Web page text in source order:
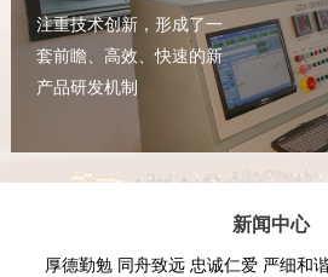
注重技术创新，形成了一
套前瞻、高效、快速的新
产品研发机制
新闻中心
厚德勤勉 同舟致远 忠诚仁爱 严细和